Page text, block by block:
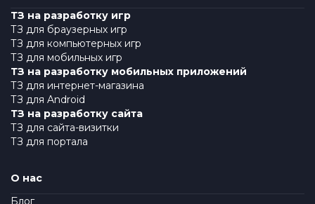
ТЗ на разработку игр
ТЗ для браузерных игр
ТЗ для компьютерных игр
ТЗ для мобильных игр
ТЗ на разработку мобильных приложений
ТЗ для интернет-магазина
ТЗ для Android
ТЗ на разработку сайта
ТЗ для сайта-визитки
ТЗ для портала
О нас
Блог